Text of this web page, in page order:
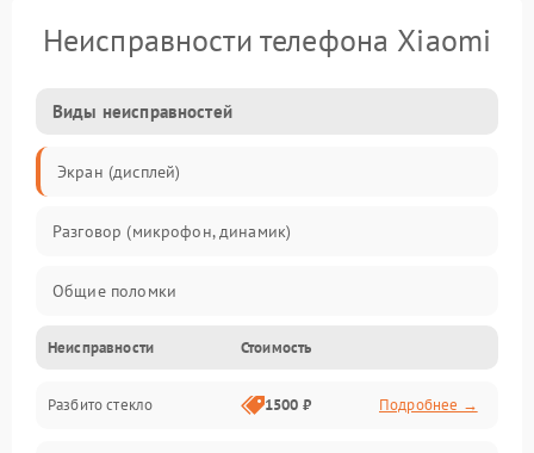
Неисправности телефона Xiaomi
Виды неисправностей
Экран (дисплей)
Разговор (микрофон, динамик)
Общие поломки
Проблемы связи
Камеры
Неисправности Стоимость
Разбито стекло 1500 ₽ Подробнее →